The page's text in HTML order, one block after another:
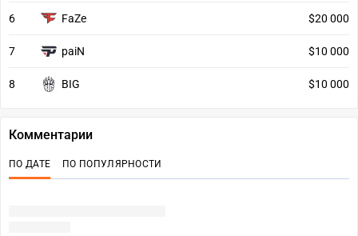
6 FaZe $20 000
7 paiN $10 000
8 BIG $10 000
Комментарии
ПО ДАТЕ ПО ПОПУЛЯРНОСТИ